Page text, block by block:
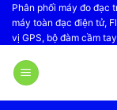
Bỏ
qua
nội
dung
Phân phối máy đo đạc
máy toàn đạc điện tử,
vị GPS, bộ đàm cầm